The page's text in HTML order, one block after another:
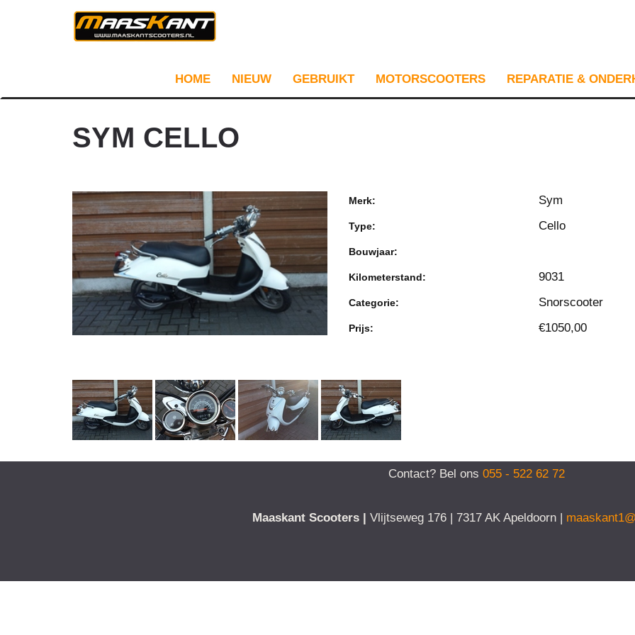
HOME NIEUW GEBRUIKT MOTORSCOOTERS REPARATIE &
SYM CELLO
Merk: Sym
Type: Cello
Bouwjaar:
Kilometerstand: 9031
Categorie: Snorscooter
Prijs: €1050,00
Contact? Bel ons 055 - 522 62 72
Maaskant Scooters | Vlijtseweg 176 | 7317 AK Apeldoorn |